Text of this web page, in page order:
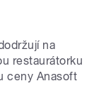
na
restaurátorku
ceny Anasoft